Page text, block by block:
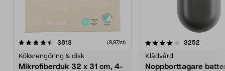
3813 (9,97/st)
Köksrengöring & disk
Mikrofiberduk 32 x 31 cm, 4-
4.0av 5 stjärnor 3252
Klädvård
Noppborttagare
4.5av 5 stjärnor